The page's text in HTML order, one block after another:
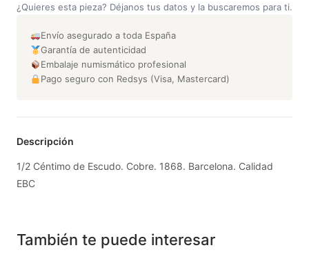
¿Quieres esta pieza? Déjanos tus datos y la buscaremos para ti.
Envío asegurado a toda España
Garantía de autenticidad
Embalaje numismático profesional
Pago seguro con Redsys (Visa, Mastercard)
Descripción
1/2 Céntimo de Escudo. Cobre. 1868. Barcelona. Calidad
EBC
También te puede interesar